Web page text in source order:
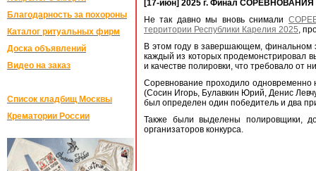
Благодарность за похороны
Каталог ритуальных фирм
Доска объявлений
Видео на заказ
Список кладбищ Москвы
Крематории России
[17-июн] 2025 г. Финал
Не так давно мы вновь снимали
территории Республики Карелия 2025,
В этом году в завершающем, финальном
каждый из которых продемонстрировал
и качестве полировки, что требовало от
Соревнование проходило одновременно
(Сосин Игорь, Булавкин Юрий, Денис
был определен один победитель и два
Также были выделены полировщики,
организаторов конкурса.